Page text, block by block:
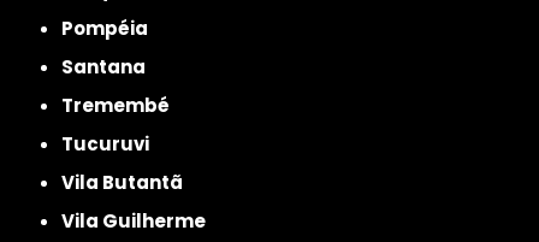
Pompéia
Santana
Tremembé
Tucuruvi
Vila Butantã
Vila Guilherme